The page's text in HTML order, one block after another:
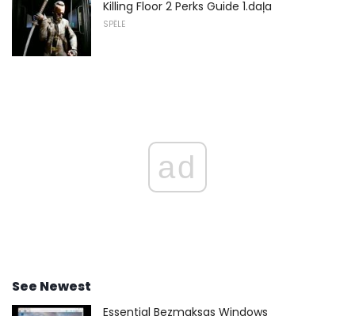
Killing Floor 2 Perks Guide 1.daļa
SPĒLE
ad
See Newest
Essential Bezmaksas Windows